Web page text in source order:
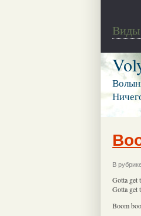
В
Gotta get
Gotta get
Boom